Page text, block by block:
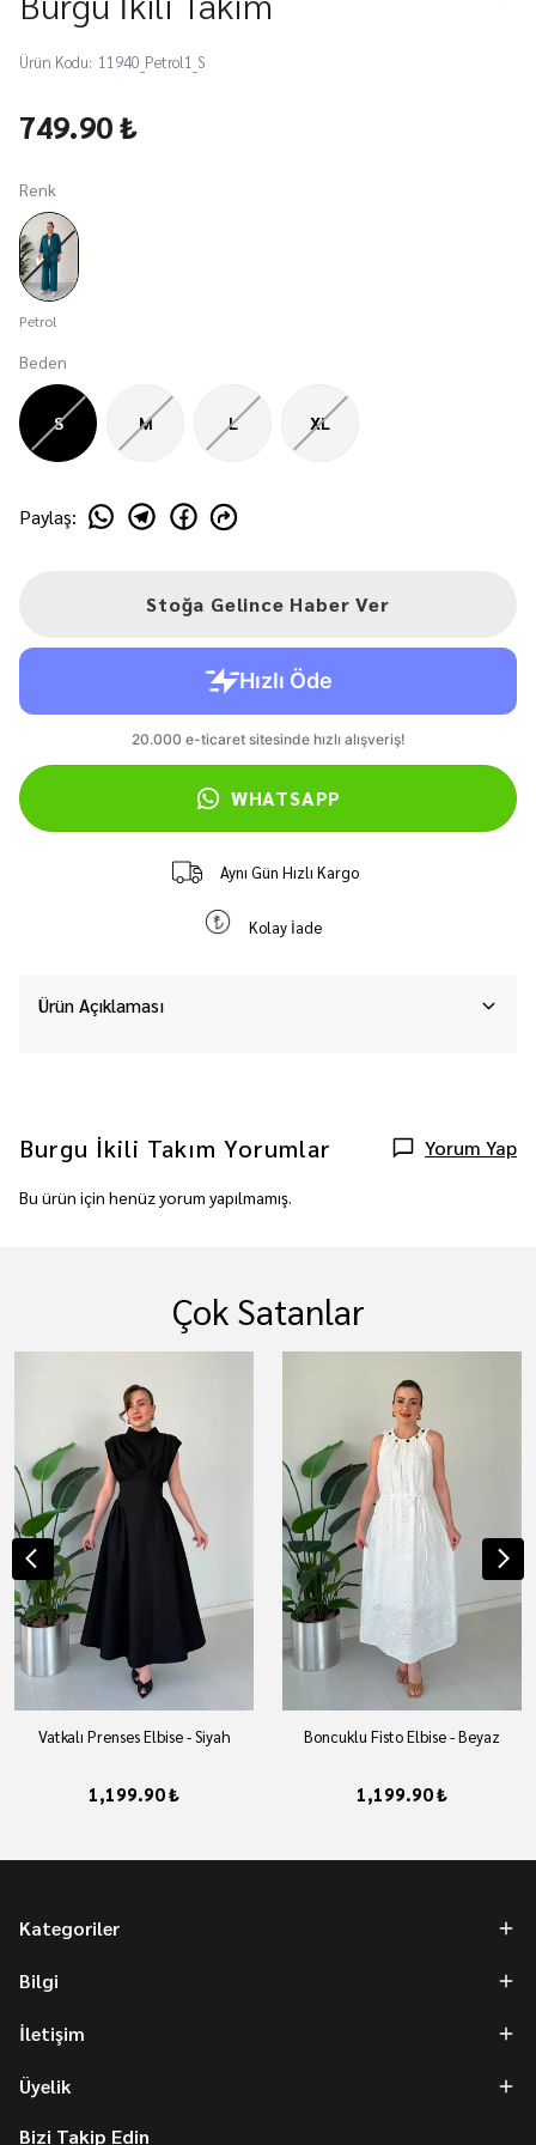
Ürün Kodu: 11940_Petrol1_S
749.90 ₺
Renk
Petrol
Beden
S M L XL
Paylaş:
Stoğa Gelince Haber Ver
WHATSAPP
Aynı Gün Hızlı Kargo
Kolay İade
Ürün Açıklaması
Burgu İkili Takım Yorumlar Yorum Yap
Bu ürün için henüz yorum yapılmamış.
Çok Satanlar
Vatkalı Prenses Elbise - Siyah
1,199.90 ₺
Boncuklu Fisto Elbise - Beyaz
1,199.90 ₺
Kategoriler
Bilgi
İletişim
Üyelik
Bizi Takip Edin